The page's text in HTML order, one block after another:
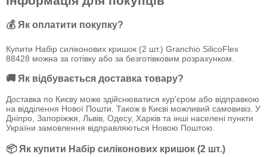
💰 Як оплатити покупку?
Купити Набір силіконових кришок (2 шт.) Granchio SilicoFlex
88428 можна за готівку або за безготівковим розрахунком.
🚚 Як відбувається доставка товару?
Доставка по Києву може здійснюватися кур'єром або відправкою
на відділення Нової Пошти. Також в Києві можливий самовивіз. У
Дніпро, Запоріжжя, Львів, Одесу, Харків та інші населені пункти
України замовлення відправляються Новою Поштою.
📦 Як купити Набір силіконових кришок (2 шт.)